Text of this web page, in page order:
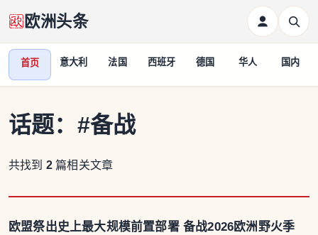
欧洲头条
首页 意大利 法国 西班牙 德国 华人 国内
话题： #备战
共找到 2 篇相关文章
欧盟祭出史上最大规模前置部署 备战2026欧洲野火季